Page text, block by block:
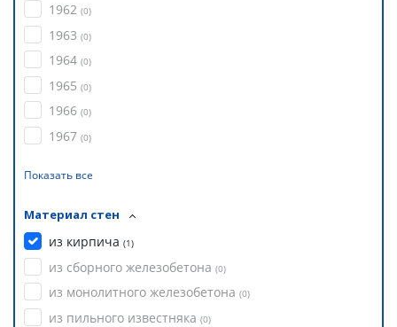
1962 (0)
1963 (0)
1964 (0)
1965 (0)
1966 (0)
1967 (0)
Показать все
Материал стен
из кирпича (1)
из сборного железобетона (0)
из монолитного железобетона (0)
из пильного известняка (0)